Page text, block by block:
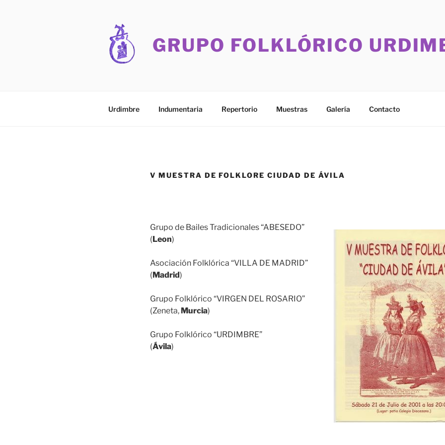
GRUPO FOLKLÓRICO
Urdimbre Indumentaria Repertorio Muestras Galería Contacto
V MUESTRA DE FOLKLORE CIUDAD DE ÁVILA
Grupo de Bailes Tradicionales “ABESEDO”
(Leon)
Asociación Folklórica “VILLA DE MADRID”
(Madrid)
Grupo Folklórico “VIRGEN DEL ROSARIO”
(Zeneta, Murcia)
Grupo Folklórico “URDIMBRE”
(Ávila)